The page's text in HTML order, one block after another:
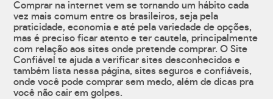
Comprar na internet vem se tornando um hábito cada
vez mais comum entre os brasileiros, seja pela
praticidade, economia e até pela variedade de opções,
mas é preciso ficar atento e ter cautela, principalmente
com relação aos sites onde pretende comprar. O Site
Confiável te ajuda a verificar sites desconhecidos e
também lista nessa página, sites seguros e confiáveis,
onde você pode comprar sem medo, além de dicas pra
você não cair em golpes.